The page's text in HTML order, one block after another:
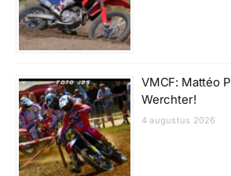
VMCF: Mattéo
Werchter!
4 augustus 2026